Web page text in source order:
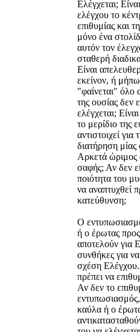
Ελέγχεται;
ελέγχου το
επιθυμίας και
μόνο ένα
αυτόν τον
σταθερή
Είναι
εκείνον, ή
"φαίνεται" όλο
της ουσίας δεν
ελέγχεται;
το μερίδιο της
αντιστοιχεί για
διατήρηση
Αρκετά ώριμος
σαφής; Αν δεν
ποιότητα του
να αναπτυχθεί
κατεύθυνση;
Ο
ή ο έρωτας
αποτελούν για
συνθήκες για
σχέση
πρέπει να
Αν δεν το
καύλα ή ο